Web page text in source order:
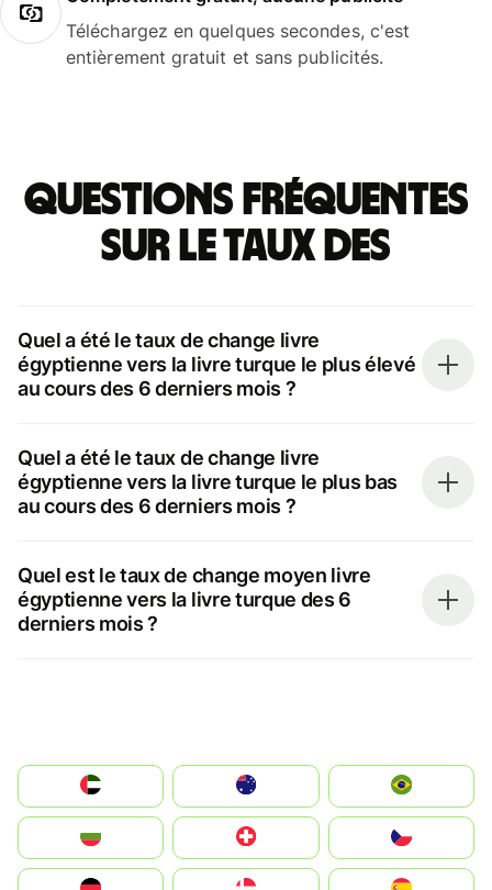
Téléchargez en quelques secondes, c'est
entièrement gratuit et sans publicités.
Questions fréquentes
sur le taux des
Quel a été le taux de change livre
égyptienne vers la livre turque le plus élevé
au cours des 6 derniers mois ?
Quel a été le taux de change livre
égyptienne vers la livre turque le plus bas
au cours des 6 derniers mois ?
Quel est le taux de change moyen livre
égyptienne vers la livre turque des 6
derniers mois ?
الإمارات العربية المتحدة
Switzerland